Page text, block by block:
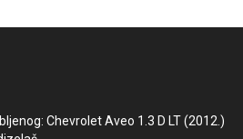
Chevrolet Aveo 1.3 D LT (2012.)